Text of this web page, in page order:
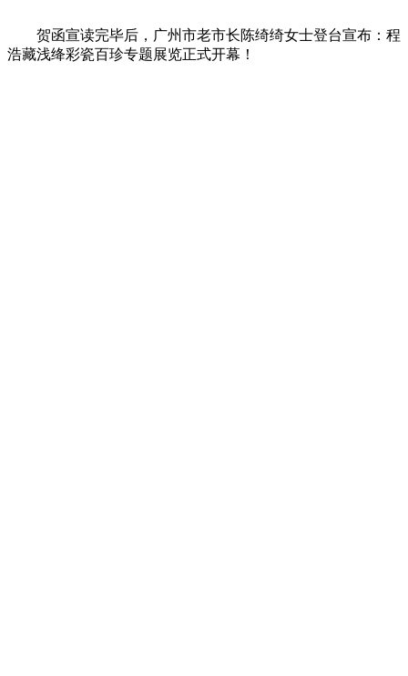
贺函宣读完毕后，广州市老市长陈绮绮女士登台宣布：程
浩藏浅绛彩瓷百珍专题展览正式开幕！